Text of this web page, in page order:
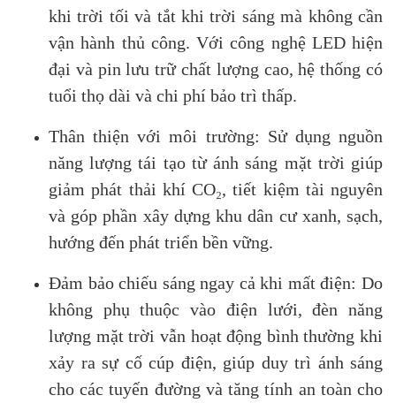
khi trời tối và tắt khi trời sáng mà không cần
vận hành thủ công. Với công nghệ LED hiện
đại và pin lưu trữ chất lượng cao, hệ thống có
tuổi thọ dài và chi phí bảo trì thấp.
Thân thiện với môi trường: Sử dụng nguồn
năng lượng tái tạo từ ánh sáng mặt trời giúp
giảm phát thải khí CO₂, tiết kiệm tài nguyên
và góp phần xây dựng khu dân cư xanh, sạch,
hướng đến phát triển bền vững.
Đảm bảo chiếu sáng ngay cả khi mất điện: Do
không phụ thuộc vào điện lưới, đèn năng
lượng mặt trời vẫn hoạt động bình thường khi
xảy ra sự cố cúp điện, giúp duy trì ánh sáng
cho các tuyến đường và tăng tính an toàn cho